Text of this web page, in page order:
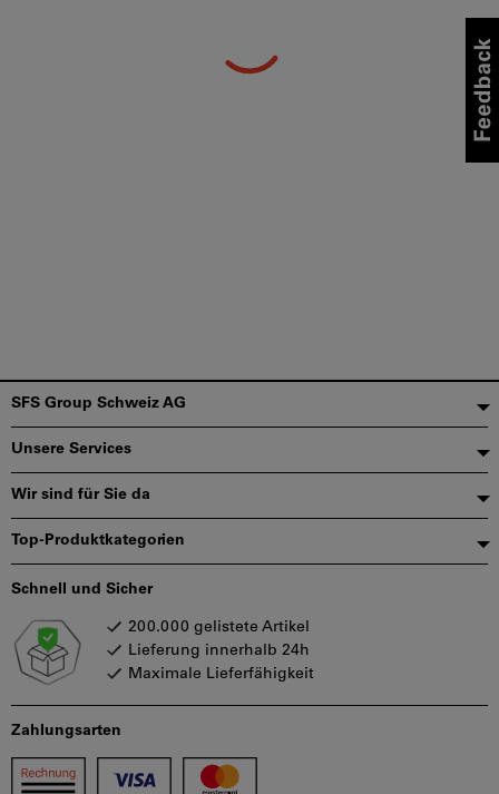
Fußzeile
SFS Group Schweiz AG
Unsere Services
Wir sind für Sie da
Top-Produktkategorien
Zahlungsarten
Schnell und Sicher
200.000 gelistete Artikel
Lieferung innerhalb 24h
Maximale Lieferfähigkeit